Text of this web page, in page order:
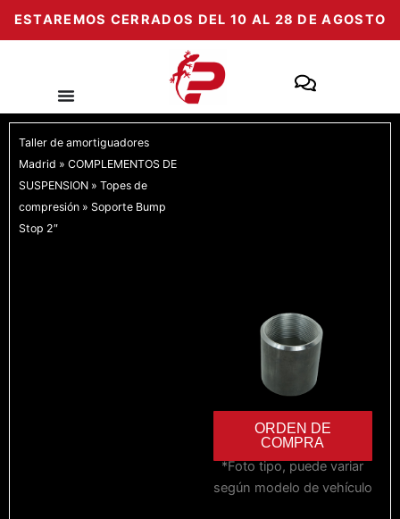
ESTAREMOS CERRADOS DEL 10 AL 28 DE AGOSTO
Taller de amortiguadores
Madrid » COMPLEMENTOS DE
SUSPENSION » Topes de
compresión » Soporte Bump
Stop 2″
ORDEN DE
COMPRA
*Foto tipo, puede variar
según modelo de vehículo